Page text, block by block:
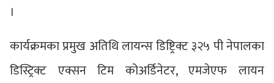
।
कार्यक्रमका प्रमुख अतिथि लायन्स डिष्ट्रिक्ट ३२५ पी नेपालका
डिस्ट्रिक्ट एक्सन टिम कोअर्डिनेटर, एमजेएफ लायन